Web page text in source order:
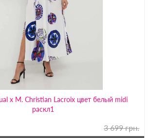
x M. Christian Lacroix цвет белый midi
раскл1
3 699 грн.